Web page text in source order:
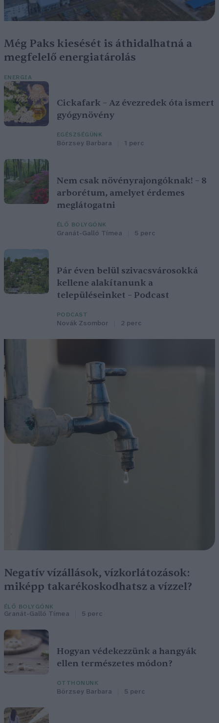
Még Paks kiesését is áthidalhatná a
megfelelő energiatárolás
ENERGIA
Cickafark – Az évezredek óta ismert
gyógynövény
EGÉSZSÉGÜNK
Börzsey Barbara 1 perc
Nem csak növényrajongóknak! – 8
arborétum, amelyet érdemes
meglátogatni
ÉLŐ BOLYGÓNK
Granát-Galló Tímea 5 perc
Pár éven belül szivacsvárosokká
kellene alakítanunk a
településeinket – Podcast
PODCAST
Novák Zsombor 2 perc
Negatív vízállások, vízkorlátozások:
miképp takarékoskodhatsz a vízzel?
ÉLŐ BOLYGÓNK
Granát-Galló Tímea 5 perc
Hogyan védekezzünk a hangyák
ellen természetes módon?
OTTHONUNK
Börzsey Barbara 5 perc